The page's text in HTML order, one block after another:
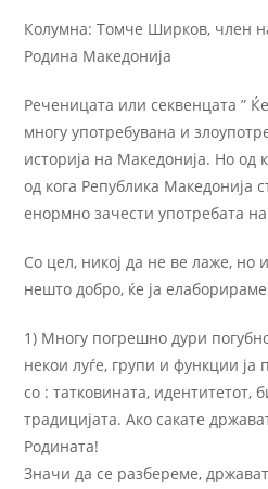
Колумна: Томче Ширков, член
Родина Македонија
Реченицата или секвенцата ”
многу употребувана и
историја на Македонија. Но од
од кога Република Македонија
енормно зачести употребата
Со цел, никој да не ве лаже,
нешто добро, ќе ја
1) Многу погрешно дури
некои луѓе, групи и функции ја
со : татковината, идентитетот,
традицијата. Ако сакате
Родината!
Значи да се разбереме,